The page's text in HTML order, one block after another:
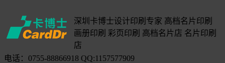
深圳卡博士设计印刷专家 高档名片印刷
画册印刷 彩页印刷 高档名片店 名片印刷
店
电话：0755-88866918 QQ:1157577909